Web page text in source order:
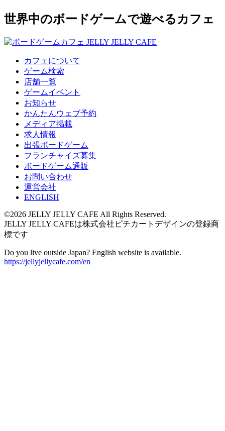
世界中のボードゲームで遊べるカフェ
カフェについて
ゲーム検索
店舗一覧
ゲームイベント
お知らせ
かんたんウェブ予約
メディア掲載
求人情報
出張ボードゲーム
フランチャイズ募集
ボードゲーム通販
お問い合わせ
運営会社
ENGLISH
©2026 JELLY JELLY CAFE All Rights Reserved.
JELLY JELLY CAFEは株式会社ピチカートデザインの登録商
標です
Do you live outside Japan? English website is available.
https://jellyjellycafe.com/en